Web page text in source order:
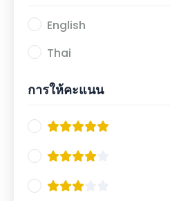
English
Thai
การให้คะแนน